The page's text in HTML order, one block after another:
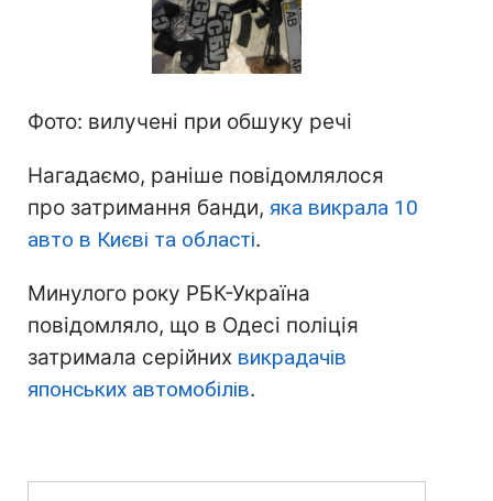
Фото: вилучені при обшуку речі
Нагадаємо, раніше повідомлялося
про затримання банди, яка викрала 10
авто в Києві та області.
Минулого року РБК-Україна
повідомляло, що в Одесі поліція
затримала серійних викрадачів
японських автомобілів.